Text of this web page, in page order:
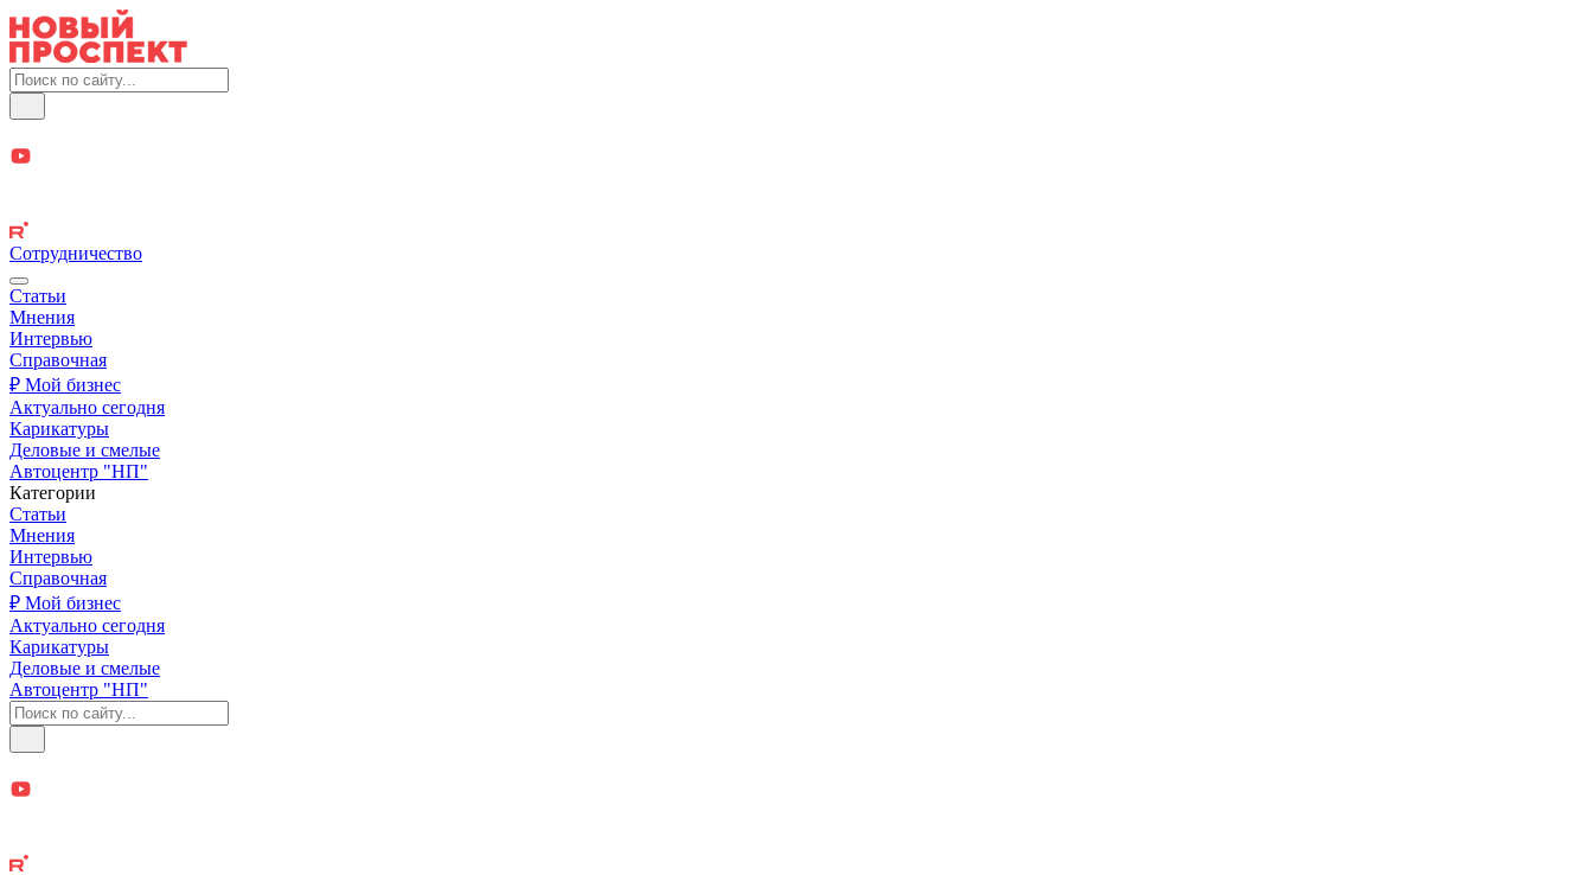
Сотрудничество
Статьи
Мнения
Интервью
Справочная
₽ Мой бизнес
Актуально сегодня
Карикатуры
Деловые и смелые
Автоцентр "НП"
Категории
Статьи
Мнения
Интервью
Справочная
₽ Мой бизнес
Актуально сегодня
Карикатуры
Деловые и смелые
Автоцентр "НП"